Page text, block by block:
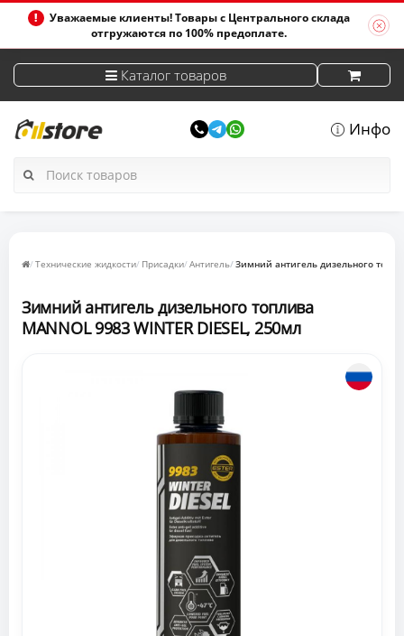
Уважаемые клиенты! Товары с Центрального склада
отгружаются по 100% предоплате.
Каталог товаров
Инфо
Технические жидкости Присадки Антигель Зимний антигель дизельного
Зимний антигель дизельного топлива
MANNOL 9983 WINTER DIESEL, 250мл